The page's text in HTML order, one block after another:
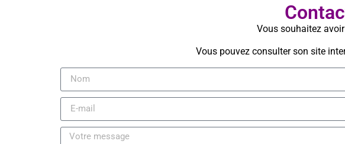
Vous souhaitez
Vous pouvez consulter son site